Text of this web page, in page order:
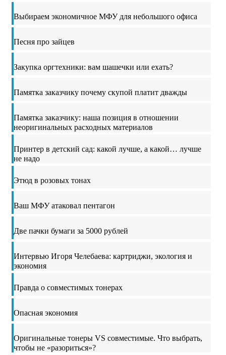
Выбираем экономичное МФУ для небольшого офиса
Песня про зайцев
Закупка оргтехники: вам шашечки или ехать?
Памятка заказчику почему скупой платит дважды
Памятка заказчику: наша позиция в отношении
неоригинальных расходных материалов
Принтер в детский сад: какой лучше, а какой… лучше
не надо
Этюд в розовых тонах
Ваш МФУ атаковал пентагон
Две пачки бумаги за 5000 рублей
Интервью Игоря Челебаева: картриджи, экология и
экономия
Правда о совместимых тонерах
Опасная экономия
Оригинальные тонеры VS совместимые. Что выбрать,
чтобы не «разориться»?